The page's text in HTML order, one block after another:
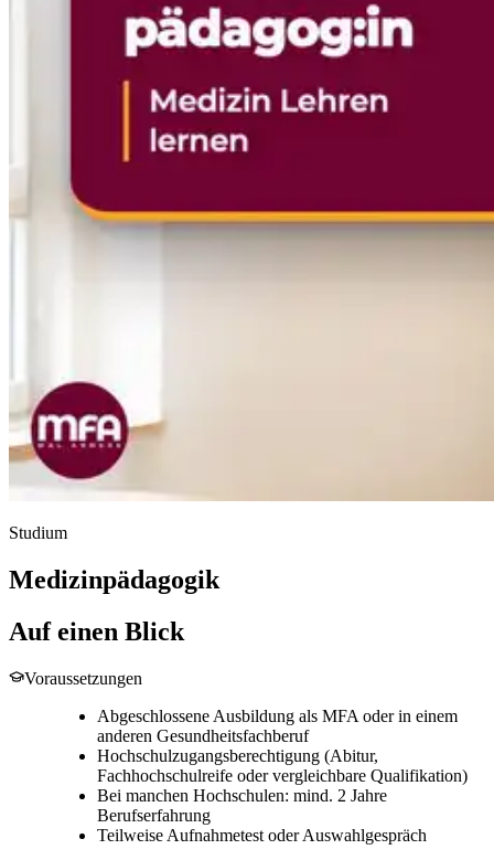
Studium
Medizinpädagogik
Auf einen Blick
Voraussetzungen
Abgeschlossene Ausbildung als MFA oder in einem
anderen Gesundheitsfachberuf
Hochschulzugangsberechtigung (Abitur,
Fachhochschulreife oder vergleichbare Qualifikation)
Bei manchen Hochschulen: mind. 2 Jahre
Berufserfahrung
Teilweise Aufnahmetest oder Auswahlgespräch